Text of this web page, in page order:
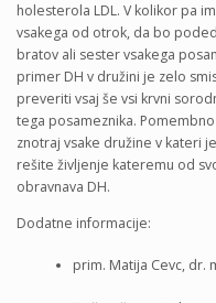
holesterola LDL. V kolikor pa
vsakega od otrok, da bo
bratov ali sester vsakega
primer DH v družini je zelo
preveriti vsaj še vsi krvni
tega posameznika.
znotraj vsake družine v kateri
rešite življenje kateremu od
obravnava DH.
Dodatne informacije:
prim. Matija Cevc, dr.